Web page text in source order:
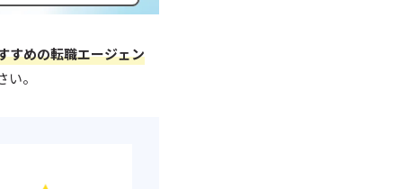
すめの転職エージェン
。